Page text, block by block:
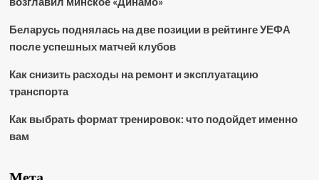
Беларусь поднялась на две позиции в рейтинге УЕФА
после успешных матчей клубов
Как снизить расходы на ремонт и эксплуатацию
транспорта
Как выбрать формат тренировок: что подойдет именно
вам